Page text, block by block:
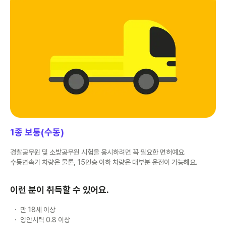
1종 보통(수동)
경찰공무원 및 소방공무원 시험을 응시하려면 꼭 필요한 면허예요.
수동변속기 차량은 물론, 15인승 이하 차량은 대부분 운전이 가능해요.
이런 분이 취득할 수 있어요.
만 18세 이상
양안시력 0.8 이상